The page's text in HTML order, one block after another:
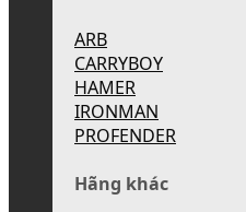
ARB
CARRYBOY
HAMER
IRONMAN
PROFENDER
Hãng khác